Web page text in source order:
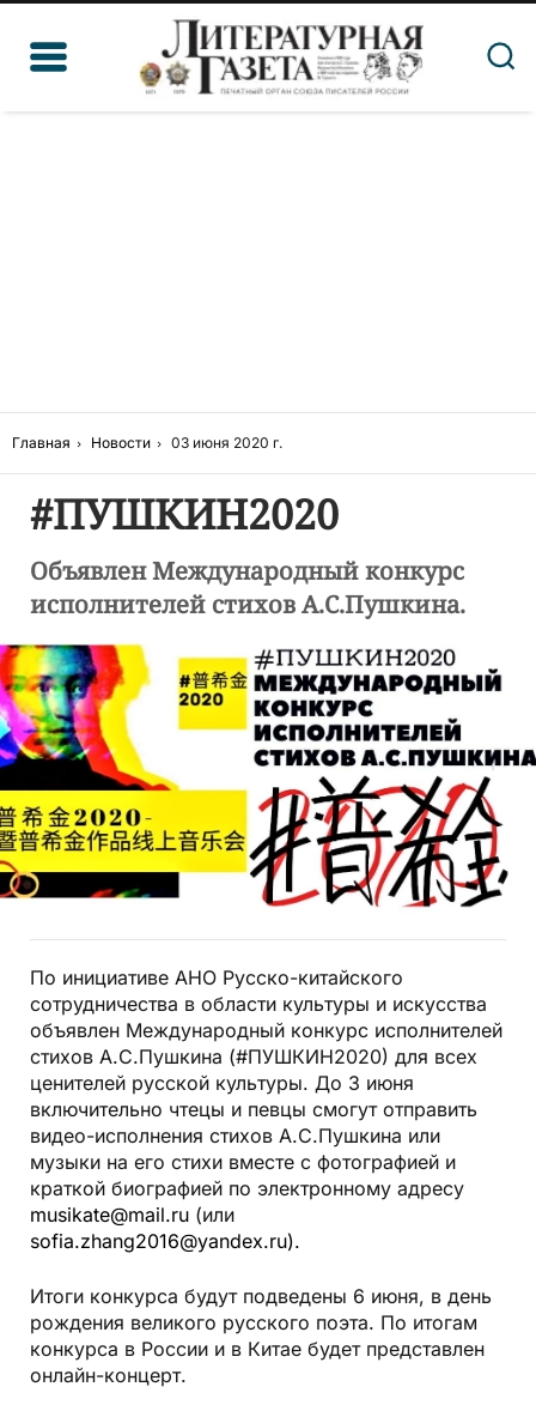
Главная Новости 03 июня 2020 г.
#ПУШКИН2020
Объявлен Международный конкурс
исполнителей стихов А.С.Пушкина.
По инициативе АНО Русско-китайского
сотрудничества в области культуры и искусства
объявлен Международный конкурс исполнителей
стихов А.С.Пушкина (#ПУШКИН2020) для всех
ценителей русской культуры. До 3 июня
включительно чтецы и певцы смогут отправить
видео-исполнения стихов А.С.Пушкина или
музыки на его стихи вместе с фотографией и
краткой биографией по электронному адресу
musikate@mail.ru (или
sofia.zhang2016@yandex.ru).
Итоги конкурса будут подведены 6 июня, в день
рождения великого русского поэта. По итогам
конкурса в России и в Китае будет представлен
онлайн-концерт.